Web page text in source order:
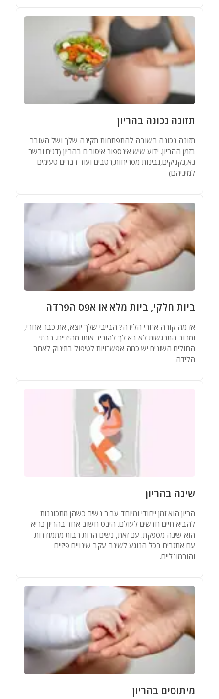
תזונה נכונה בהריון
תזונה נכונה חשובה להתפתחות תקינה שלך ושל העובר
בזמן ההריון. ידוע שיש אינספור איסורים בהריון (דגים ובשר
נא,נקניקים,גבינות מסריחות,רטבים ועוד דברים טעימים
למיניהם)
ביות חלקי, ביות מלא או אפס הפרדה
אז מה קורה אחרי הלידה? הבייבי שלך יוצא, את כבר אחרי,
ומרוב התרגשות לא בא לך להוריד אותו מהידיים. בבתי
החולים השונים יש כמה אפשרויות לטיפול בתינוק לאחר
הלידה.
שינה בהריון
הריון הוא זמן ייחודי ומיוחד עבור נשים כשהן מתכוננות
להביא חיים חדשים לעולם. היבט חשוב אחד בהריון בריא
הוא שינה מספקת. עם זאת, נשים הרות רבות מתמודדות
עם אתגרים בכל הנוגע לשינה עקב שינויים פיזיים
והורמונליים.
מיתוסים בהריון